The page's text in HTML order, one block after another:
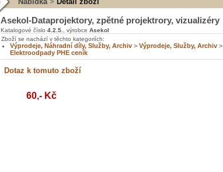
Asekol-Dataprojektory, zpětné projektrory, vizualizéry
Katalogové číslo 4.2.5. , výrobce Asekol
Zboží se nachází v těchto kategoriích:
Výprodeje, Náhradní díly, Služby, Archiv > Výprodeje, Služby, Archiv >
Elektroodpady PHE ceník
60,- Kč